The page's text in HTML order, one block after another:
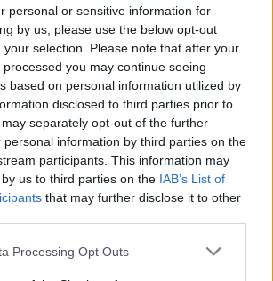
personal or sensitive information for
by us, please use the below opt-out
selection. Please note that after your
you may continue seeing
based on personal information utilized by
disclosed to third parties prior to
separately opt-out of the further
personal information by third parties on the
participants. This information may
us to third parties on the IAB’s List of
that may further disclose it to other
website/app uses one or more Google
Processing Opt Outs